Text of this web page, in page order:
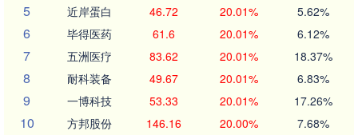
5 近岸蛋白 46.72 20.01% 5.62%
6 毕得医药 61.6 20.01% 6.12%
7 五洲医疗 83.62 20.01% 18.37%
8 耐科装备 49.67 20.01% 6.83%
9 一博科技 53.33 20.01% 17.26%
10 方邦股份 146.16 20.00% 7.68%